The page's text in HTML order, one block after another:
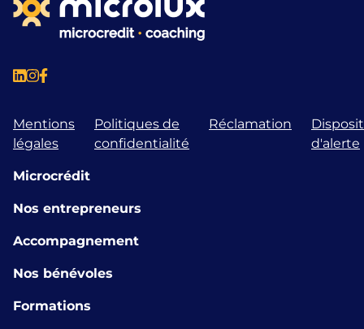
Mentions
légales
Politiques de
confidentialité
Réclamation
d'alerte
Microcrédit
Nos entrepreneurs
Accompagnement
Nos bénévoles
Formations